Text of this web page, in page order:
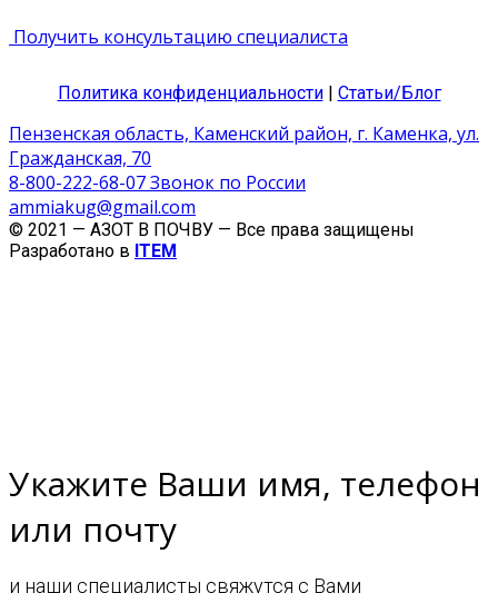
Получить консультацию специалиста
Политика конфиденциальности| Статьи/Блог
Пензенская область, Каменский район, г. Каменка, ул.
Гражданская, 70
8-800-222-68-07 Звонок по России
ammiakug@gmail.com
© 2021 — АЗОТ В ПОЧВУ — Все права защищены
Разработано в ITEM
Укажите Ваши имя, телефон
или почту
и наши специалисты свяжутся с Вами